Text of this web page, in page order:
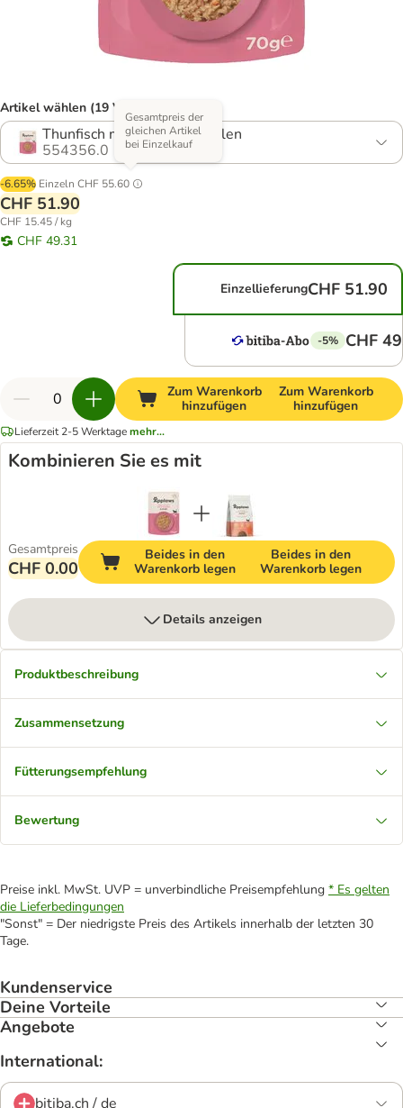
Artikel wählen (19 Varianten)
Thunfisch mit Pazifik-Garnelen
554356.0
-6.65% Einzeln CHF 55.60
Gesamtpreis der
gleichen Artikel
bei Einzelkauf
CHF 51.90
CHF 15.45 / kg
CHF 49.31
EinzellieferungCHF 51.90
-5% CHF
Zum Warenkorb
hinzufügen
Zum Warenkorb
hinzufügen
Lieferzeit 2-5 Werktagemehr...
Kombinieren Sie es mit
Gesamtpreis
CHF 0.00
Beides in den
Warenkorb legen
Beides in den
Warenkorb legen
Details anzeigen
Produktbeschreibung
Zusammensetzung
Fütterungsempfehlung
Bewertung
Preise inkl. MwSt. UVP = unverbindliche Preisempfehlung * Es gelten
die Lieferbedingungen
"Sonst" = Der niedrigste Preis des Artikels innerhalb der letzten 30
Tage.
Kundenservice
Deine Vorteile
Angebote
International:
bitiba.ch / de